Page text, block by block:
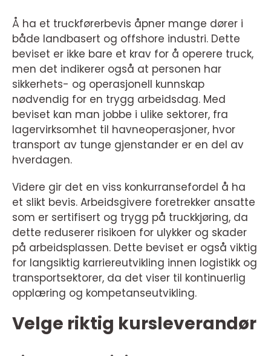
Å ha et truckførerbevis åpner mange dører i
både landbasert og offshore industri. Dette
beviset er ikke bare et krav for å operere truck,
men det indikerer også at personen har
sikkerhets- og operasjonell kunnskap
nødvendig for en trygg arbeidsdag. Med
beviset kan man jobbe i ulike sektorer, fra
lagervirksomhet til havneoperasjoner, hvor
transport av tunge gjenstander er en del av
hverdagen.
Videre gir det en viss konkurransefordel å ha
et slikt bevis. Arbeidsgivere foretrekker ansatte
som er sertifisert og trygg på truckkjøring, da
dette reduserer risikoen for ulykker og skader
på arbeidsplassen. Dette beviset er også viktig
for langsiktig karriereutvikling innen logistikk og
transportsektorer, da det viser til kontinuerlig
opplæring og kompetanseutvikling.
Velge riktig kursleverandør